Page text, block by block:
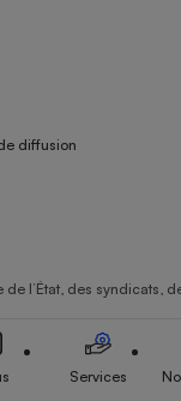
diffusion
l’État, des syndicats,
Services